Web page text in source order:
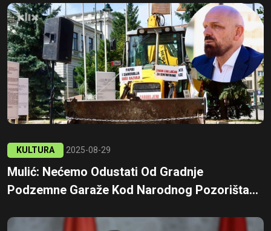
KULTURA 2025-08-29
Mulić: Nećemo Odustati Od Gradnje
Podzemne Garaže Kod Narodnog Pozorišta...